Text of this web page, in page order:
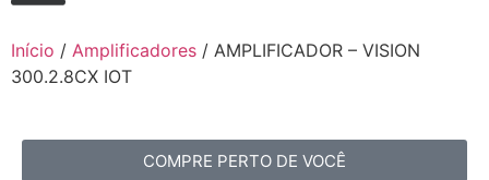
Início / Amplificadores / AMPLIFICADOR – VISION
300.2.8CX IOT
COMPRE PERTO DE VOCÊ